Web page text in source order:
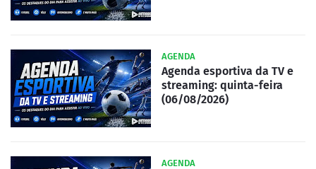
AGENDA
Agenda esportiva da TV e
streaming: quinta-feira
(06/08/2026)
AGENDA